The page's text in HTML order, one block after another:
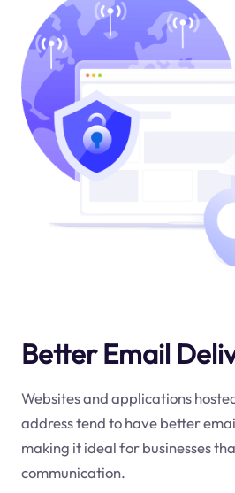
Better Email
Websites and applications
address tend to have better
making it ideal for businesses
communication.